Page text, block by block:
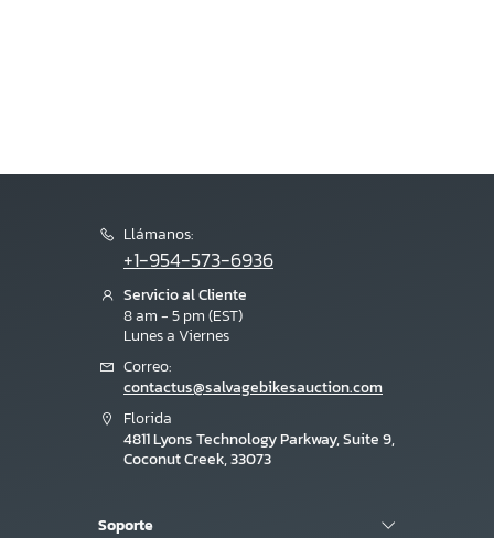
Llámanos:
+1-954-573-6936
Servicio al Cliente
8 am - 5 pm (EST)
Lunes a Viernes
Correo:
contactus@salvagebikesauction.com
Florida
4811 Lyons Technology Parkway, Suite 9,
Coconut Creek, 33073
Soporte